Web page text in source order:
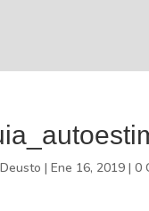
|Ene 16, 2019 |0